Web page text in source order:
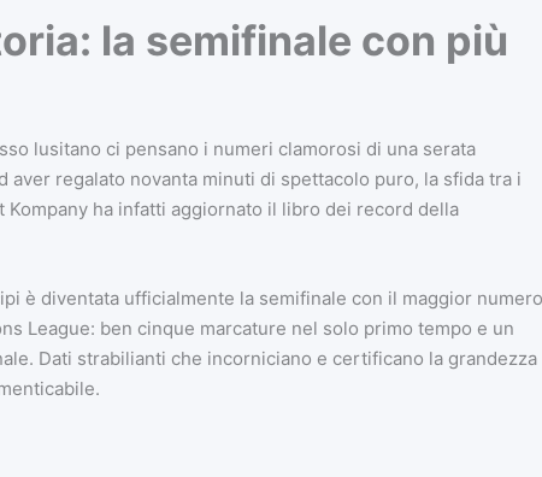
la semifinale con più
lusitano ci pensano i numeri clamorosi di una serata
aver regalato novanta minuti di spettacolo puro, la sfida tra i
ha infatti aggiornato il libro dei record della
è diventata ufficialmente la semifinale con il maggior numero
League: ben cinque marcature nel solo primo tempo e un
Dati strabilianti che incorniciano e certificano la grandezza